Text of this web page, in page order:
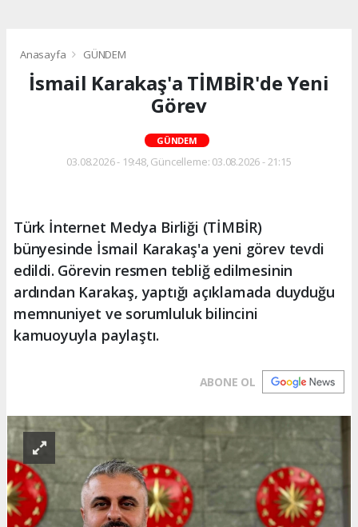
Anasayfa GÜNDEM
İsmail Karakaş'a TİMBİR'de Yeni
Görev
GÜNDEM
03.08.2026 - 19:48, Güncelleme: 03.08.2026 - 21:15
Türk İnternet Medya Birliği (TİMBİR)
bünyesinde İsmail Karakaş'a yeni görev tevdi
edildi. Görevin resmen tebliğ edilmesinin
ardından Karakaş, yaptığı açıklamada duyduğu
memnuniyet ve sorumluluk bilincini
kamuoyuyla paylaştı.
ABONE OL